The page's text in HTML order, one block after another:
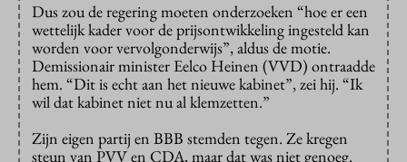
Dus zou de regering moeten onderzoeken “hoe er een
wettelijk kader voor de prijsontwikkeling ingesteld kan
worden voor vervolgonderwijs”, aldus de motie.
Demissionair minister Eelco Heinen (VVD) ontraadde
hem. “Dit is echt aan het nieuwe kabinet”, zei hij. “Ik
wil dat kabinet niet nu al klemzetten.”
Zijn eigen partij en BBB stemden tegen. Ze kregen
steun van PVV en CDA, maar dat was niet genoeg.